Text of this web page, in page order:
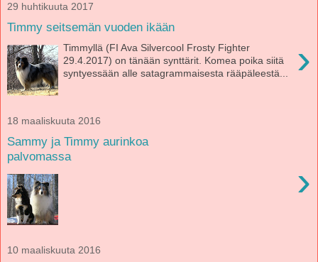
29 huhtikuuta 2017
Timmy seitsemän vuoden ikään
›
Timmyllä (FI Ava Silvercool Frosty Fighter
29.4.2017) on tänään synttärit. Komea poika siitä
syntyessään alle satagrammaisesta rääpäleestä...
18 maaliskuuta 2016
Sammy ja Timmy aurinkoa
palvomassa
›
10 maaliskuuta 2016